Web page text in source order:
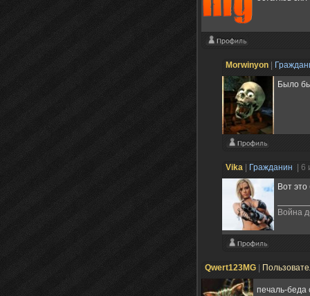
Morwinyon
Было
Vika Гражданин
|
Вот
Война
Qwert123MG
печаль-